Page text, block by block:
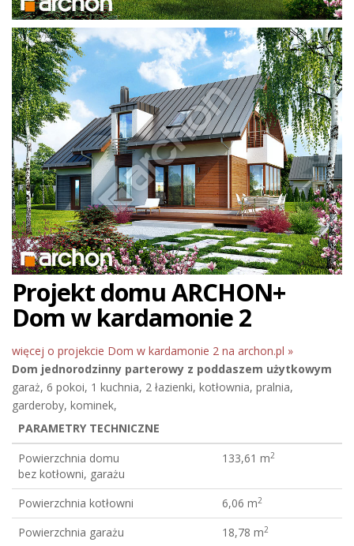
Projekt domu ARCHON+
Dom w kardamonie 2
więcej o projekcie Dom w kardamonie 2 na archon.pl »
Dom jednorodzinny parterowy z poddaszem użytkowym
garaż, 6 pokoi, 1 kuchnia, 2 łazienki, kotłownia, pralnia,
garderoby, kominek,
PARAMETRY TECHNICZNE
Powierzchnia domu
bez kotłowni, garażu
133,61 m2
Powierzchnia kotłowni 6,06 m2
Powierzchnia garażu 18,78 m2